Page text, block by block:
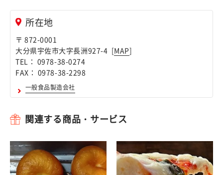
所在地
〒 872-0001
大分県宇佐市大字長洲927-4 [MAP]
TEL： 0978-38-0274
FAX： 0978-38-2298
一般食品製造会社
関連する商品・サービス